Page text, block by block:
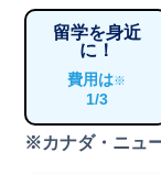
留学を身近
に！
費用は※
1/3
※カナダ・ニュ